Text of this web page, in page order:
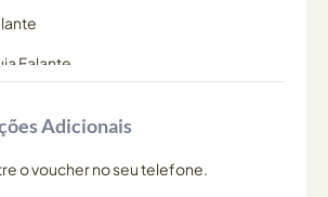
Falante
Adicionais
o voucher no seu telefone.